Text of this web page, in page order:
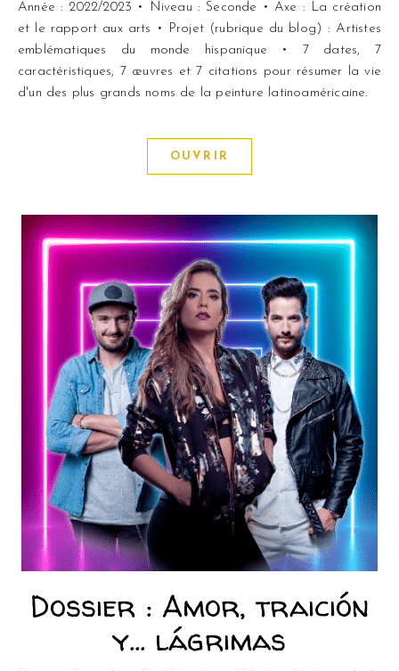
Année : 2022/2023 • Niveau : Seconde • Axe : La création
et le rapport aux arts • Projet (rubrique du blog) : Artistes
emblématiques du monde hispanique • 7 dates, 7
caractéristiques, 7 œuvres et 7 citations pour résumer la vie
d'un des plus grands noms de la peinture latinoaméricaine.
OUVRIR
Dossier : Amor, traición
y… lágrimas